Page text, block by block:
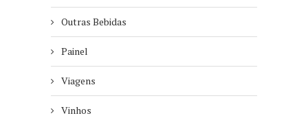
Outras Bebidas
Painel
Viagens
Vinhos